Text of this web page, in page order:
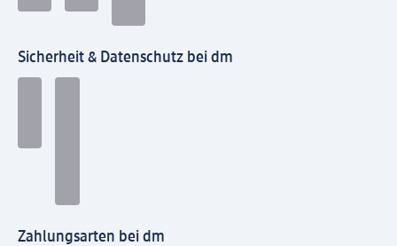
Sicherheit & Datenschutz bei dm
Zahlungsarten bei dm